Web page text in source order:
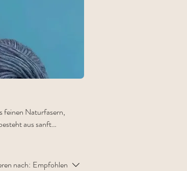
feinen Naturfasern,
aus sanft
ca. 110 Meter
nach: Empfohlen